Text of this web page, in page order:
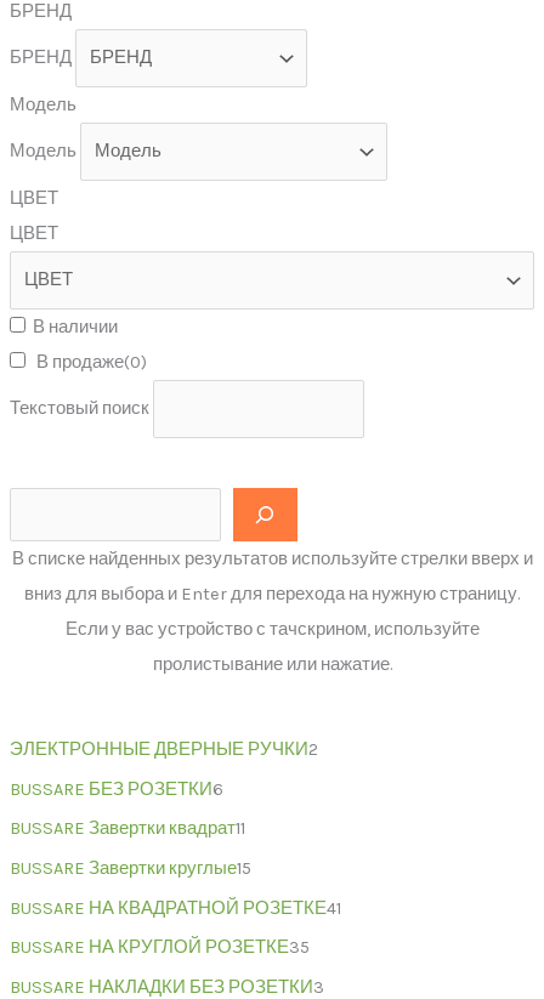
БРЕНД
БРЕНД
Модель
Модель
ЦВЕТ
ЦВЕТ
В наличии
В продаже(0)
Текстовый поиск
В списке найденных результатов используйте стрелки вверх и
вниз для выбора и Enter для перехода на нужную страницу.
Если у вас устройство с тачскрином, используйте
пролистывание или нажатие.
ЭЛЕКТРОННЫЕ ДВЕРНЫЕ РУЧКИ2
BUSSARE БЕЗ РОЗЕТКИ6
BUSSARE Завертки квадрат11
BUSSARE Завертки круглые15
BUSSARE НА КВАДРАТНОЙ РОЗЕТКЕ41
BUSSARE НА КРУГЛОЙ РОЗЕТКЕ35
BUSSARE НАКЛАДКИ БЕЗ РОЗЕТКИ3